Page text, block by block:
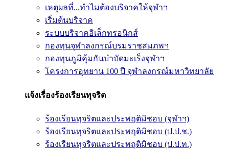
เหตุผลที่...ทำไมต้องบริจาคให้จุฬาฯ
เริ่มต้นบริจาค
ระบบบริจาคอิเล็กทรอนิกส์
กองทุนจุฬาลงกรณ์บรมราชสมภพฯ
กองทุนภูมิคุ้มกันบำบัดมะเร็งจุฬาฯ
โครงการอุทยาน 100 ปี จุฬาลงกรณ์มหาวิทยาลัย
แจ้งเรื่องร้องเรียนทุจริต
ร้องเรียนทุจริตและประพฤติมิชอบ (จุฬาฯ)
ร้องเรียนทุจริตและประพฤติมิชอบ (ป.ป.ช.)
ร้องเรียนทุจริตและประพฤติมิชอบ (ป.ป.ท.)